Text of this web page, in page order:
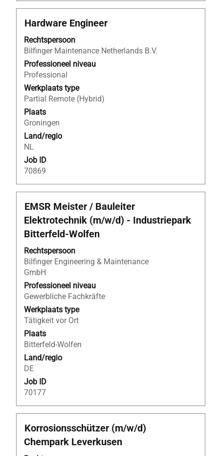
Titel
Hardware Engineer
Rechtspersoon
Bilfinger Maintenance Netherlands B.V.
Professioneel niveau
Professional
Werkplaats type
Partial Remote (Hybrid)
Plaats
Groningen
Land/regio
NL
Job ID
70869
Selecteer
spatiebalk
om
de
volledige
inhoud
van
de
functiegegevens
weer
te
geven.
Titel
EMSR Meister / Bauleiter
Elektrotechnik (m/w/d) - Industriepark
Bitterfeld‑Wolfen
Rechtspersoon
Bilfinger Engineering & Maintenance
GmbH
Professioneel niveau
Gewerbliche Fachkräfte
Werkplaats type
Tätigkeit vor Ort
Plaats
Bitterfeld-Wolfen
Land/regio
DE
Job ID
70177
Selecteer
deze
spatiebalk
om
de
volledige
inhoud
van
de
functiegegevens
weer
te
geven.
Titel
Korrosionsschützer (m/w/d)
Chempark Leverkusen
Selecteer
deze
spatiebalk